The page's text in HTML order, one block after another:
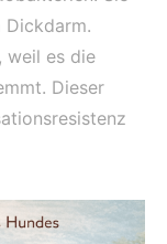
Dickdarm.
weil es die
Dieser